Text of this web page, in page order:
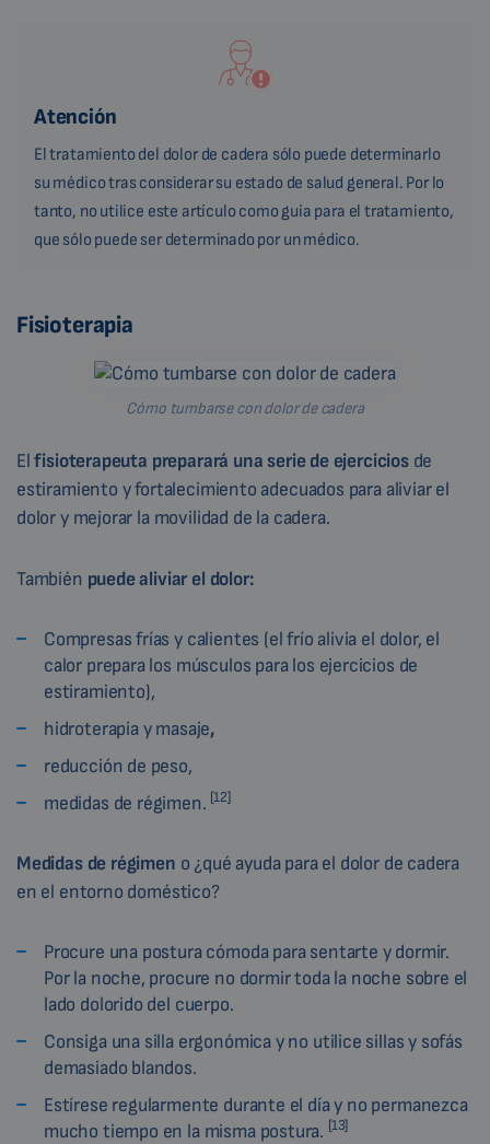
Atención
El tratamiento del dolor de cadera sólo puede determinarlo
su médico tras considerar su estado de salud general. Por lo
tanto, no utilice este artículo como guía para el tratamiento,
que sólo puede ser determinado por un médico.
Fisioterapia
Cómo tumbarse con dolor de cadera
Elfisioterapeuta preparará una serie de ejerciciosde
estiramiento y fortalecimiento adecuados para aliviar el
dolor y mejorar la movilidad de la cadera.
También puede aliviar el dolor:
Compresas frías y calientes (el frío alivia el dolor, el
calor prepara los músculos para los ejercicios de
estiramiento),
hidroterapia y masaje,
reducción de peso,
medidas de régimen. [12]
Medidas de régimen o ¿qué ayuda para el dolor de cadera
en el entorno doméstico?
Procure una postura cómoda para sentarte y dormir.
Por la noche, procure no dormir toda la noche sobre el
lado dolorido del cuerpo.
Consiga una silla ergonómica y no utilice sillas y sofás
demasiado blandos.
Estírese regularmente durante el día y no permanezca
mucho tiempo en la misma postura. [13]